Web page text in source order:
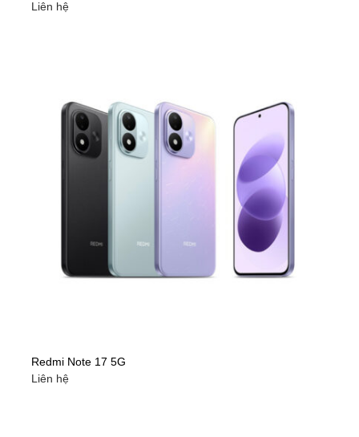
Liên hệ
Redmi Note 17 5G
Liên hệ